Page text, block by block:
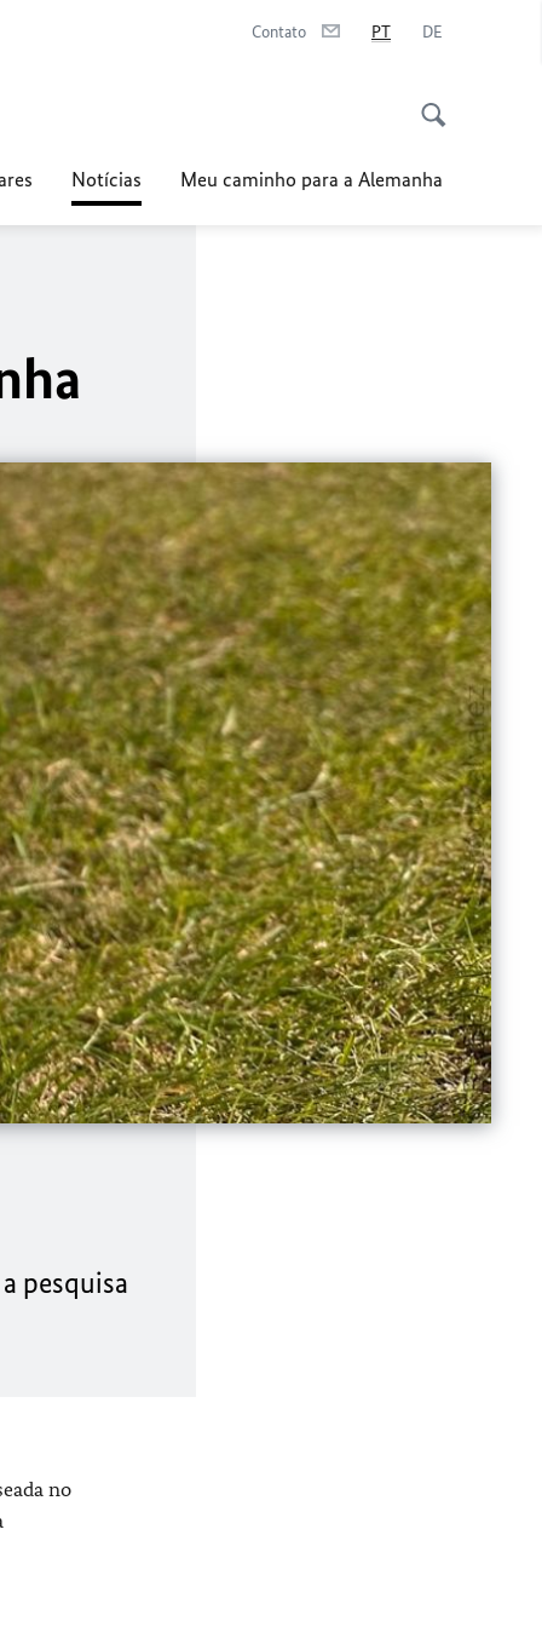
Contato PT DE
Notícias Meu caminho para a Alemanha
pesquisa
no